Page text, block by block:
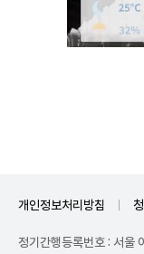
개인정보처리방침
정기간행등록번호 : 서